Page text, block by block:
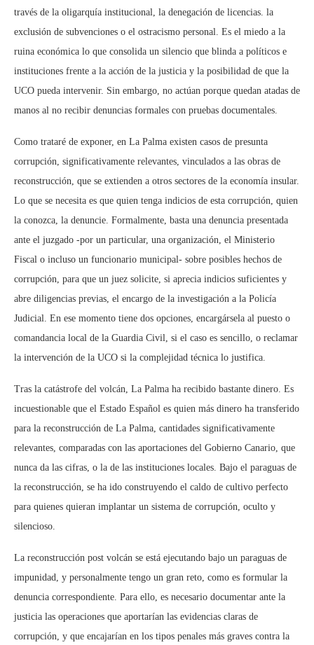
través de la oligarquía institucional, la denegación de licencias. la
exclusión de subvenciones o el ostracismo personal. Es el miedo a la
ruina económica lo que consolida un silencio que blinda a políticos e
instituciones frente a la acción de la justicia y la posibilidad de que la
UCO pueda intervenir. Sin embargo, no actúan porque quedan atadas de
manos al no recibir denuncias formales con pruebas documentales.
Como trataré de exponer, en La Palma existen casos de presunta
corrupción, significativamente relevantes, vinculados a las obras de
reconstrucción, que se extienden a otros sectores de la economía insular.
Lo que se necesita es que quien tenga indicios de esta corrupción, quien
la conozca, la denuncie. Formalmente, basta una denuncia presentada
ante el juzgado -por un particular, una organización, el Ministerio
Fiscal o incluso un funcionario municipal- sobre posibles hechos de
corrupción, para que un juez solicite, si aprecia indicios suficientes y
abre diligencias previas, el encargo de la investigación a la Policía
Judicial. En ese momento tiene dos opciones, encargársela al puesto o
comandancia local de la Guardia Civil, si el caso es sencillo, o reclamar
la intervención de la UCO si la complejidad técnica lo justifica.
Tras la catástrofe del volcán, La Palma ha recibido bastante dinero. Es
incuestionable que el Estado Español es quien más dinero ha transferido
para la reconstrucción de La Palma, cantidades significativamente
relevantes, comparadas con las aportaciones del Gobierno Canario, que
nunca da las cifras, o la de las instituciones locales. Bajo el paraguas de
la reconstrucción, se ha ido construyendo el caldo de cultivo perfecto
para quienes quieran implantar un sistema de corrupción, oculto y
silencioso.
La reconstrucción post volcán se está ejecutando bajo un paraguas de
impunidad, y personalmente tengo un gran reto, como es formular la
denuncia correspondiente. Para ello, es necesario documentar ante la
justicia las operaciones que aportarían las evidencias claras de
corrupción, y que encajarían en los tipos penales más graves contra la